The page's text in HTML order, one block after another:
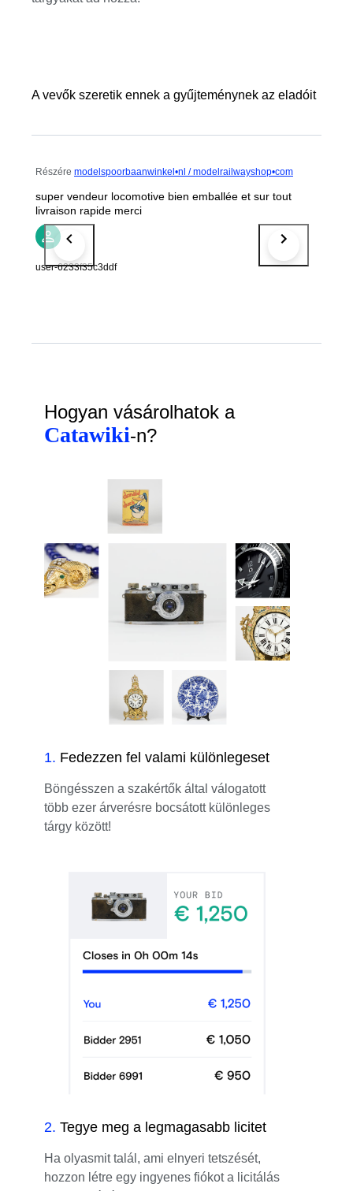
A vevők szeretik ennek a gyűjteménynek az eladóit
Részére modelspoorbaanwinkel•nl / modelrailwayshop•com
super vendeur locomotive bien emballée et sur tout
livraison rapide merci
user-6233f35c3ddf
Hogyan vásárolhatok a
Catawiki-n?
1. Fedezzen fel valami különlegeset
Böngésszen a szakértők által válogatott
több ezer árverésre bocsátott különleges
tárgy között!
2. Tegye meg a legmagasabb licitet
Ha olyasmit talál, ami elnyeri tetszését,
hozzon létre egy ingyenes fiókot a licitálás